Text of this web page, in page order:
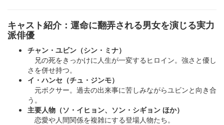
キャスト紹介：運命に翻弄される男女を演じる実力
派俳優
チャン・ユビン（シン・ミナ）
兄の死をきっかけに人生が一変するヒロイン。強さと優し
さを併せ持つ。
イ・ハンセ（チュ・ジンモ）
元ボクサー。過去の出来事に苦しみながらユビンと向き合
う。
主要人物（ソ・イヒョン、ソン・シギョン ほか）
恋愛や人間関係を複雑にする登場人物たち。